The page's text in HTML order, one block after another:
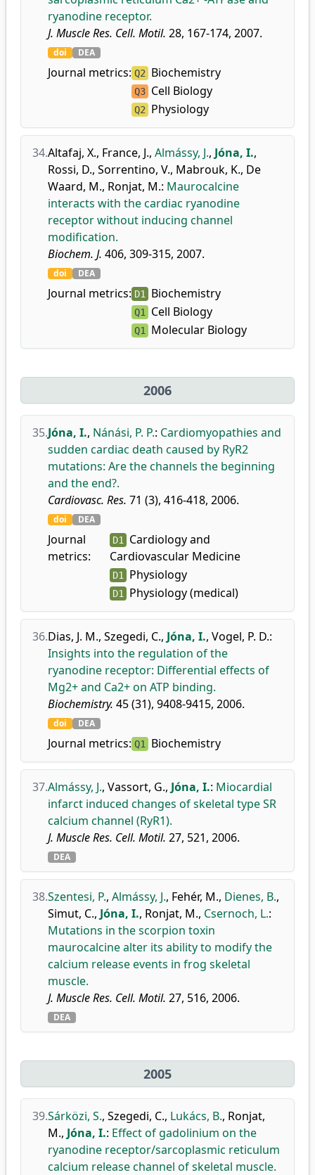
ryanodine receptor.
J. Muscle Res. Cell. Motil. 28, 167-174, 2007.
doi DEA
Journal metrics: Q2 Biochemistry
Q3 Cell Biology
Q2 Physiology
34.Altafaj, X., France, J., Almássy, J., Jóna, I.,
Rossi, D., Sorrentino, V., Mabrouk, K., De
Waard, M., Ronjat, M.: Maurocalcine
interacts with the cardiac ryanodine
receptor without inducing channel
modification.
Biochem. J. 406, 309-315, 2007.
doi DEA
Journal metrics: D1 Biochemistry
Q1 Cell Biology
Q1 Molecular Biology
2006
35.Jóna, I., Nánási, P. P.: Cardiomyopathies and
sudden cardiac death caused by RyR2
mutations: Are the channels the beginning
and the end?.
Cardiovasc. Res. 71 (3), 416-418, 2006.
doi DEA
Journal
metrics:
D1 Cardiology and
Cardiovascular Medicine
D1 Physiology
D1 Physiology (medical)
36.Dias, J. M., Szegedi, C., Jóna, I., Vogel, P. D.:
Insights into the regulation of the
ryanodine receptor: Differential effects of
Mg2+ and Ca2+ on ATP binding.
Biochemistry. 45 (31), 9408-9415, 2006.
doi DEA
Journal metrics: Q1 Biochemistry
37.Almássy, J., Vassort, G., Jóna, I.: Miocardial
infarct induced changes of skeletal type SR
calcium channel (RyR1).
J. Muscle Res. Cell. Motil. 27, 521, 2006.
DEA
38.Szentesi, P., Almássy, J., Fehér, M., Dienes, B.,
Simut, C., Jóna, I., Ronjat, M., Csernoch, L.:
Mutations in the scorpion toxin
maurocalcine alter its ability to modify the
calcium release events in frog skeletal
muscle.
J. Muscle Res. Cell. Motil. 27, 516, 2006.
DEA
2005
39.Sárközi, S., Szegedi, C., Lukács, B., Ronjat,
M., Jóna, I.: Effect of gadolinium on the
ryanodine receptor/sarcoplasmic reticulum
calcium release channel of skeletal muscle.